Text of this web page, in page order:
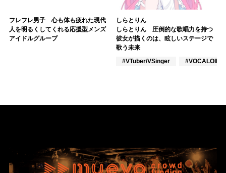
フレフレ男子 心も体も疲れた現代
人を明るくしてくれる応援型メンズ
アイドルグループ
しらとりん
しらとりん 圧倒的な歌唱力を持つ
彼女が描くのは、眩しいステージで
歌う未来
#VTuber/VSinger
#VOCALOID